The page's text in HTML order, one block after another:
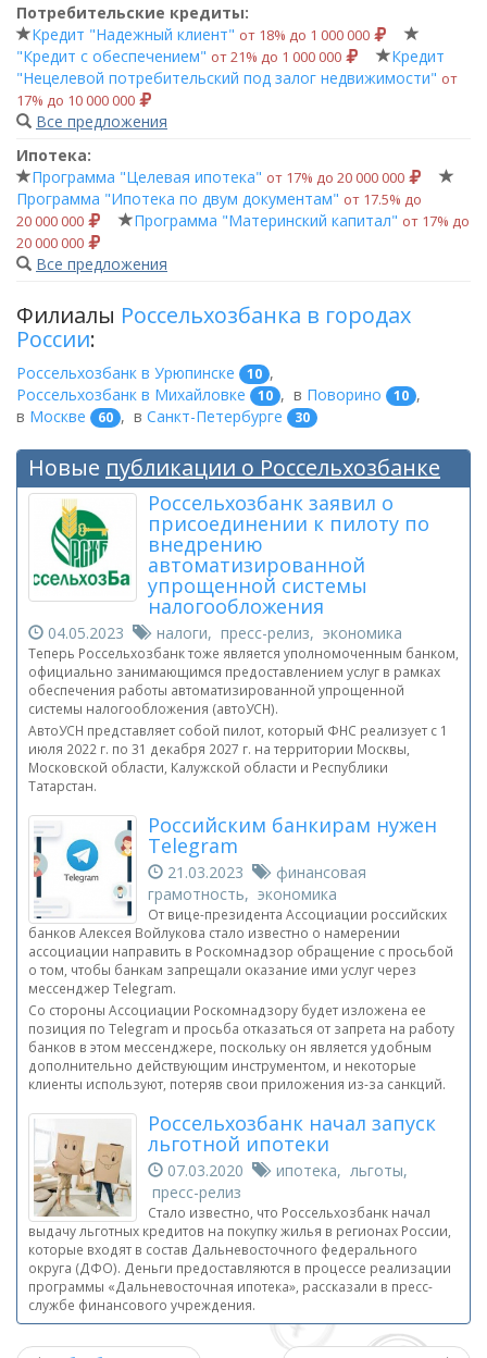
Потребительские кредиты:
Кредит "Надежный клиент" от 18% до 1 000 000
"Кредит с обеспечением" от 21% до 1 000 000
Кредит
"Нецелевой потребительский под залог недвижимости" от
17% до 10 000 000
Все предложения
Ипотека:
Программа "Целевая ипотека" от 17% до 20 000 000
Программа "Ипотека по двум документам" от 17.5% до
20 000 000
Программа "Материнский капитал" от 17% до
20 000 000
Все предложения
Филиалы Россельхозбанка в городах
России:
Россельхозбанк в Урюпинске 10 ,
Россельхозбанк в Михайловке
10 , в Поворино 10 ,
в Москве 60 , в Санкт-Петербурге 30
Новые публикации о Россельхозбанке
Россельхозбанк заявил о
присоединении к пилоту по
внедрению
автоматизированной
упрощенной системы
налогообложения
04.05.2023 налоги, пресс-релиз, экономика
Теперь Россельхозбанк тоже является уполномоченным банком,
официально занимающимся предоставлением услуг в рамках
обеспечения работы автоматизированной упрощенной
системы налогообложения (автоУСН).
АвтоУСН представляет собой пилот, который ФНС реализует с 1
июля 2022 г. по 31 декабря 2027 г. на территории Москвы,
Московской области, Калужской области и Республики
Татарстан.
Российским банкирам нужен
Telegram
21.03.2023
финансовая
грамотность, экономика
От вице-президента Ассоциации российских
банков Алексея Войлукова стало известно о намерении
ассоциации направить в Роскомнадзор обращение с просьбой
о том, чтобы банкам запрещали оказание ими услуг через
мессенджер Telegram.
Со стороны Ассоциации Роскомнадзору будет изложена ее
позиция по Telegram и просьба отказаться от запрета на работу
банков в этом мессенджере, поскольку он является удобным
дополнительно действующим инструментом, и некоторые
клиенты используют, потеряв свои приложения из-за санкций.
Россельхозбанк начал запуск
льготной ипотеки
07.03.2020
ипотека, льготы,
пресс-релиз
Стало известно, что Россельхозбанк начал
выдачу льготных кредитов на покупку жилья в регионах России,
которые входят в состав Дальневосточного федерального
округа (ДФО). Деньги предоставляются в процессе реализации
программы «Дальневосточная ипотека», рассказали в пресс-
службе финансового учреждения.